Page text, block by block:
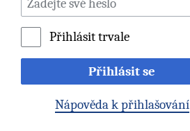
Přihlásit trvale
Přihlásit se
Nápověda k přihlašování